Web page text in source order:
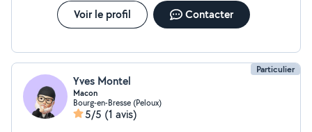
Voir le profil Contacter
Particulier
Yves Montel
Macon
Bourg-en-Bresse (Peloux)
5/5 (1 avis)